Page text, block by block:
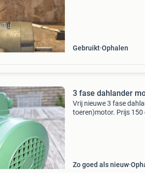
Gebruikt Ophalen
3 fase dahlander
Vrij nieuwe 3 fase
toeren)motor. Prijs 150
Zo goed als nieuw